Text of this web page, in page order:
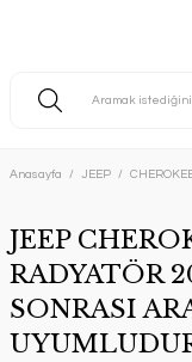
Anasayfa JEEP
JEEP
RADYATÖR
SONRASI